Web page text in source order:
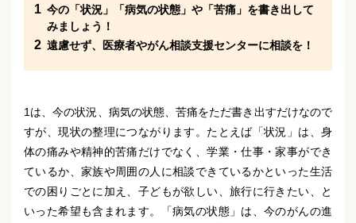
今の「状況」「病気の状態」や「苦痛」を書き出して
みましょう！
遠慮せず、医療者やがん相談支援センターに相談を！
1は、今の状況、病気の状態、苦痛をただ書き出すだけなので
すが、現状の整理につながります。たとえば「状況」は、身
体の痛みや精神的苦痛だけでなく、学業・仕事・家事ができ
ているか、家族や周囲の人に相談できているかといった生活
での困りごとに加え、子どもが欲しい、旅行に行きたい、と
いった希望も含まれます。「病気の状態」は、今のがんの進